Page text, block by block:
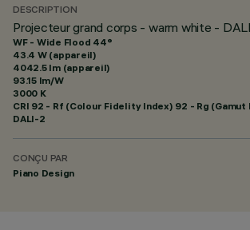
DESCRIPTION
Projecteur grand corps - warm white -
WF - Wide Flood 44°
43.4 W (appareil)
4042.5 lm (appareil)
93.15 lm/W
3000 K
CRI 92 - Rf (Colour Fidelity Index) 92 - Rg (Gamut
DALI-2
CONÇU PAR
Piano Design